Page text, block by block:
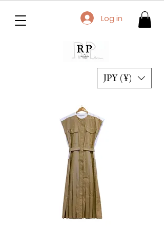
JPY (¥)
Log in